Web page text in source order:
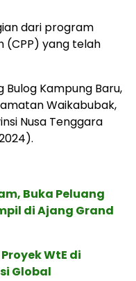
dari program
(CPP) yang telah
Kampung Baru,
Waikabubak,
Nusa Tenggara
Buka Peluang
di Ajang Grand
Proyek WtE di
Global